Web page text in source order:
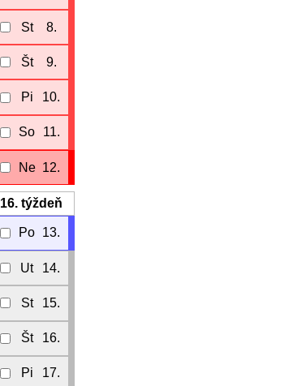
St 8.
Št 9.
Pi 10.
So 11.
Ne 12.
16. týždeň
Po 13.
Ut 14.
St 15.
Št 16.
Pi 17.